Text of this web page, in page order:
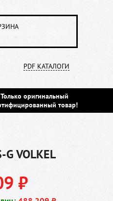
PDF КАТАЛОГИ
Только оригинальный
товар!
VOLKEL
₽